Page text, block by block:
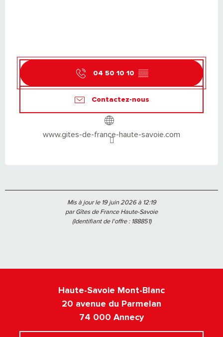
04 50 10 10 ▒▒
Contactez-nous
www.gites-de-france-haute-savoie.com
Mis à jour le 19 juin 2026 à 12:19
par Gîtes de France Haute-Savoie
(Identifiant de l'offre : 188851)
Haute-Savoie Mont-Blanc
20 avenue du Parmelan
74 000 Annecy